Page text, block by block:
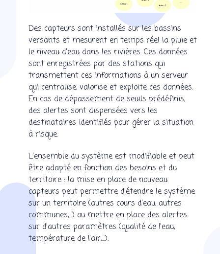
Des capteurs sont installés sur les bassins
versants et mesurent en temps réel la pluie et
le niveau d’eau dans les rivières. Ces données
sont enregistrées par des stations qui
transmettent ces informations à un serveur
qui centralise, valorise et exploite ces données.
En cas de dépassement de seuils prédéfinis,
des alertes sont dispensées vers les
destinataires identifiés pour gérer la situation
à risque.
L’ensemble du système est modifiable et peut
être adapté en fonction des besoins et du
territoire : la mise en place de nouveau
capteurs peut permettre d’étendre le système
sur un territoire (autres cours d’eau, autres
communes,...) ou mettre en place des alertes
sur d’autres paramètres (qualité de l’eau,
température de l’air,...).